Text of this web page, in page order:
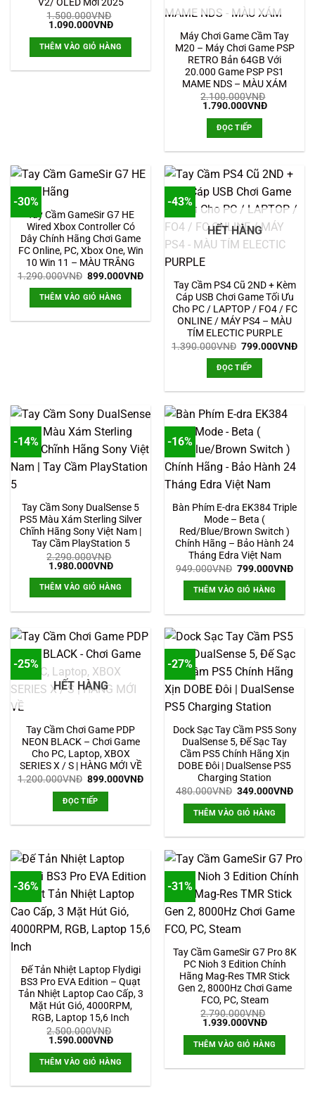
V2/ OLED Mới 2025
1.500.000VNĐ
Giá
là:
1.500.000VNĐ.
1.090.000VNĐGiá
tại
là:
1.090.000VNĐ.
THÊM VÀO GIỎ HÀNG
Máy Chơi Game Cầm Tay
M20 – Máy Chơi Game PSP
RETRO Bản 64GB Với
20.000 Game PSP PS1
MAME NDS – MÀU XÁM
2.100.000VNĐ
Giá
2.100.000VNĐ.
1.790.000VNĐGiá
ĐỌC TIẾP
-30%
Tay Cầm GameSir G7 HE
Wired Xbox Controller Có
Dây Chính Hãng Chơi Game
FC Online, PC, Xbox One, Win
10 Win 11 – MÀU TRẮNG
1.290.000VNĐ Giá
là:
1.290.000VNĐ.
899.000VNĐGiá
899.000VNĐ.
THÊM VÀO GIỎ HÀNG
-43%
HẾT HÀNG
Tay Cầm PS4 Cũ 2ND + Kèm
Cáp USB Chơi Game Tối Ưu
Cho PC / LAPTOP / FO4 / FC
ONLINE / MÁY PS4 – MÀU
TÍM ELECTIC PURPLE
1.390.000VNĐ Giá
là:
1.390.000VNĐ.
799.000VNĐGiá
ĐỌC TIẾP
-14%
Tay Cầm Sony DualSense 5
PS5 Màu Xám Sterling Silver
Chĩnh Hãng Sony Việt Nam |
Tay Cầm PlayStation 5
2.290.000VNĐ
Giá
là:
2.290.000VNĐ.
1.980.000VNĐGiá
tại
là:
THÊM VÀO GIỎ HÀNG
-16%
Bàn Phím E-dra EK384 Triple
Mode – Beta (
Red/Blue/Brown Switch )
Chính Hãng – Bảo Hành 24
Tháng Edra Việt Nam
949.000VNĐ Giá
là:
949.000VNĐ.
799.000VNĐGiá
THÊM VÀO GIỎ HÀNG
-25%
HẾT HÀNG
Tay Cầm Chơi Game PDP
NEON BLACK – Chơi Game
Cho PC, Laptop, XBOX
SERIES X / S | HÀNG MỚI VỀ
1.200.000VNĐ Giá
là:
1.200.000VNĐ.
899.000VNĐGiá
899.000VNĐ.
ĐỌC TIẾP
-27%
Dock Sạc Tay Cầm PS5 Sony
DualSense 5, Đế Sạc Tay
Cầm PS5 Chính Hãng Xịn
DOBE Đôi | DualSense PS5
Charging Station
480.000VNĐ Giá
là:
480.000VNĐ.
349.000VNĐGiá
THÊM VÀO GIỎ HÀNG
-36%
Đế Tản Nhiệt Laptop Flydigi
BS3 Pro EVA Edition – Quạt
Tản Nhiệt Laptop Cao Cấp, 3
Mặt Hút Gió, 4000RPM,
RGB, Laptop 15,6 Inch
2.500.000VNĐ
Giá
là:
2.500.000VNĐ.
1.590.000VNĐGiá
tại
là:
1.590.000VNĐ.
THÊM VÀO GIỎ HÀNG
-31%
Tay Cầm GameSir G7 Pro 8K
PC Nioh 3 Edition Chính
Hãng Mag-Res TMR Stick
Gen 2, 8000Hz Chơi Game
FCO, PC, Steam
2.790.000VNĐ
Giá
là:
2.790.000VNĐ.
1.939.000VNĐGiá
tại
là:
THÊM VÀO GIỎ HÀNG